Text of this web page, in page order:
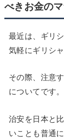
べきお金の
最近は、ギリ
気軽にギリシ
その際、注意
についてです。
治安を日本と
いことも普通